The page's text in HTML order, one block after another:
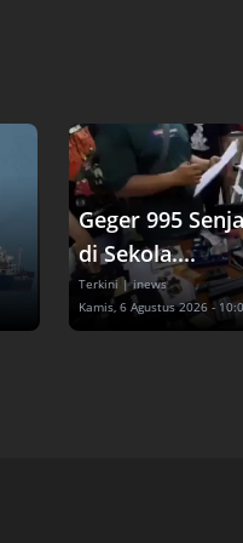
Geger 995
di Sekola....
Terkini | inews
Kamis, 6 Agustus 2026 -